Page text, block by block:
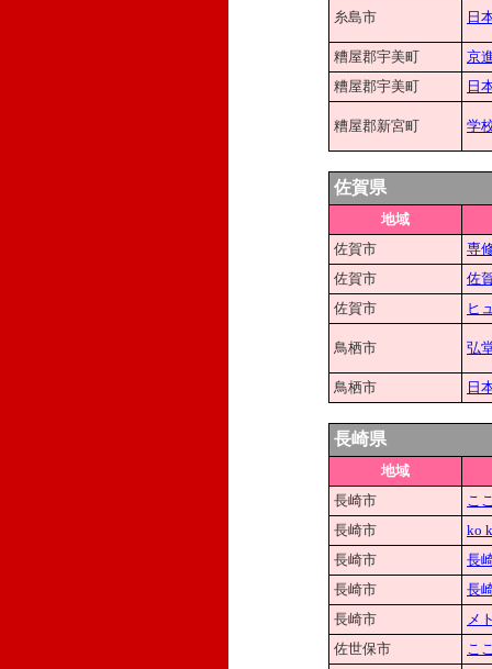
糸島市 日
糟屋郡宇美町
京
糟屋郡宇美町
日
糟屋郡新宮町 学
佐賀県
地域
佐賀市
専
佐賀市
佐
佐賀市
ヒ
鳥栖市 弘
鳥栖市 日
長崎県
地域
長崎市
こ
長崎市
ko
長崎市
長
長崎市
長
長崎市
メ
佐世保市
こ